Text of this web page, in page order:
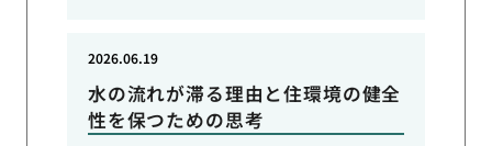
水の流れが滞る理由と住環境の健全
性を保つための思考
2026.06.19